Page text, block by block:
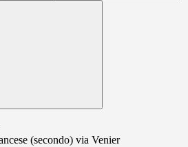
(secondo) via Venier